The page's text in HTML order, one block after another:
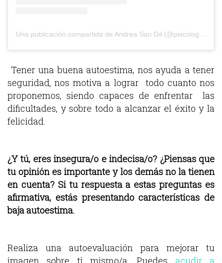
Tener una buena autoestima, nos ayuda a tener
seguridad, nos motiva a lograr todo cuanto nos
proponemos, siendo capaces de enfrentar las
dificultades, y sobre todo a alcanzar el éxito y la
felicidad.
¿Y tú, eres insegura/o e indecisa/o? ¿Piensas que
tu opinión es importante y los demás no la tienen
en cuenta? Si tu respuesta a estas preguntas es
afirmativa, estás presentando características de
baja autoestima.
Realiza una autoevaluación para mejorar tu
imagen sobre ti mismo/a. Puedes acudir a